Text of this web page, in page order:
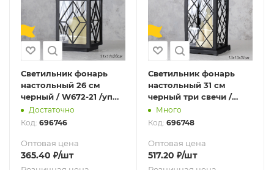
Светильник фонарь
настольный 26 см
черный / W672-21 /уп
30/от батареек
Достаточно
Код: 696746
Оптовая цена
365.40 ₽/шт
Светильник фонарь
настольный 31 см
черный три свечи /
W672-14-2 /уп 24/от
батареек
Много
Код: 696748
Оптовая цена
517.20 ₽/шт